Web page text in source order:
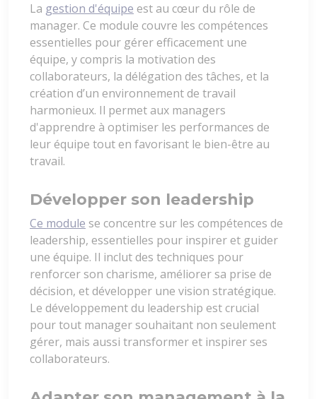
La gestion d'équipe est au cœur du rôle de
manager. Ce module couvre les compétences
essentielles pour gérer efficacement une
équipe, y compris la motivation des
collaborateurs, la délégation des tâches, et la
création d’un environnement de travail
harmonieux. Il permet aux managers
d'apprendre à optimiser les performances de
leur équipe tout en favorisant le bien-être au
travail.
Développer son leadership
Ce module se concentre sur les compétences de
leadership, essentielles pour inspirer et guider
une équipe. Il inclut des techniques pour
renforcer son charisme, améliorer sa prise de
décision, et développer une vision stratégique.
Le développement du leadership est crucial
pour tout manager souhaitant non seulement
gérer, mais aussi transformer et inspirer ses
collaborateurs.